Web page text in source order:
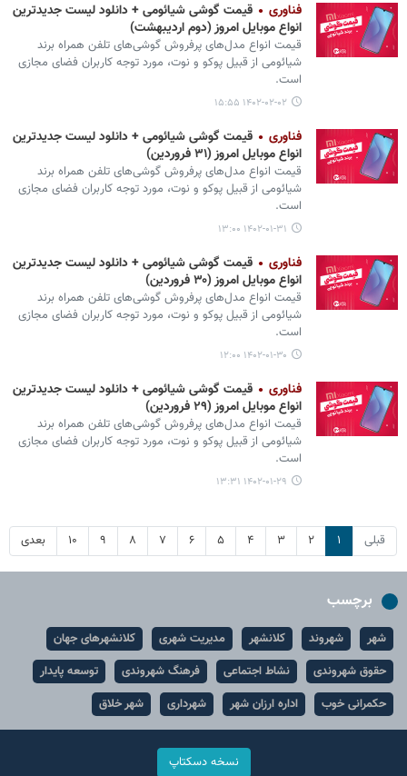
فناوری
قیمت گوشی‌ شیائومی + دانلود لیست جدیدترین
انواع موبایل امروز (دوم اردیبهشت)
قیمت انواع مدل‌های پرفروش گوشی‌های تلفن همراه برند
شیائومی از قبیل پوکو و نوت، مورد توجه کاربران فضای مجازی
است.
۱۴۰۲-۰۲-۰۲ ۱۵:۵۵
فناوری
قیمت گوشی‌ شیائومی + دانلود لیست جدیدترین
انواع موبایل امروز (۳۱ فروردین)
قیمت انواع مدل‌های پرفروش گوشی‌های تلفن همراه برند
شیائومی از قبیل پوکو و نوت، مورد توجه کاربران فضای مجازی
است.
۱۴۰۲-۰۱-۳۱ ۱۳:۰۰
فناوری
قیمت گوشی‌ شیائومی + دانلود لیست جدیدترین
انواع موبایل امروز (۳۰ فروردین)
قیمت انواع مدل‌های پرفروش گوشی‌های تلفن همراه برند
شیائومی از قبیل پوکو و نوت، مورد توجه کاربران فضای مجازی
است.
۱۴۰۲-۰۱-۳۰ ۱۲:۰۰
فناوری
قیمت گوشی‌ شیائومی + دانلود لیست جدیدترین
انواع موبایل امروز (۲۹ فروردین)
قیمت انواع مدل‌های پرفروش گوشی‌های تلفن همراه برند
شیائومی از قبیل پوکو و نوت، مورد توجه کاربران فضای مجازی
است.
۱۴۰۲-۰۱-۲۹ ۱۳:۳۱
قبلی ۱ ۲ ۳ ۴ ۵ ۶ ۷ ۸ ۹ ۱۰ بعدی
برچسب
شهر شهروند کلانشهر مدیریت شهری
کلانشهرهای جهان
حقوق شهروندی
نشاط اجتماعی فرهنگ شهروندی
توسعه پایدار
حکمرانی خوب
اداره ارزان شهر شهرداری شهر خلاق
نسخه دسکتاپ